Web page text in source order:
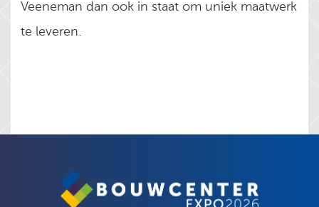
Veeneman dan ook in staat om uniek maatwerk
te leveren.